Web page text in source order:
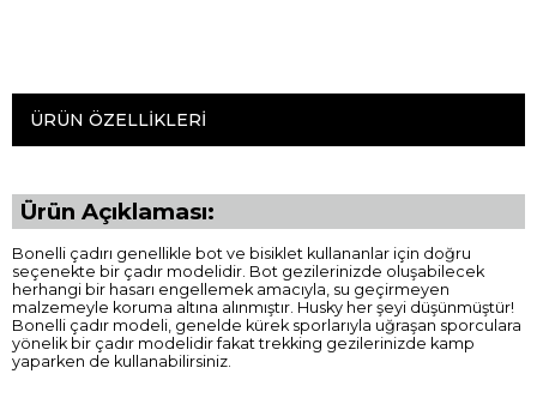
ÜRÜN ÖZELLIKLERI
Ürün Açıklaması:
Bonelli çadırı genellikle bot ve bisiklet kullananlar için doğru
seçenekte bir çadır modelidir. Bot gezilerinizde oluşabilecek
herhangi bir hasarı engellemek amacıyla, su geçirmeyen
malzemeyle koruma altına alınmıştır. Husky her şeyi düşünmüştür!
Bonelli çadır modeli, genelde kürek sporlarıyla uğraşan sporculara
yönelik bir çadır modelidir fakat trekking gezilerinizde kamp
yaparken de kullanabilirsiniz.